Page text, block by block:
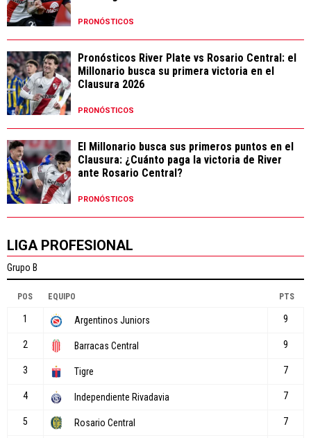
PRONÓSTICOS
Pronósticos River Plate vs Rosario Central: el
Millonario busca su primera victoria en el
Clausura 2026
PRONÓSTICOS
El Millonario busca sus primeros puntos en el
Clausura: ¿Cuánto paga la victoria de River
ante Rosario Central?
PRONÓSTICOS
LIGA PROFESIONAL